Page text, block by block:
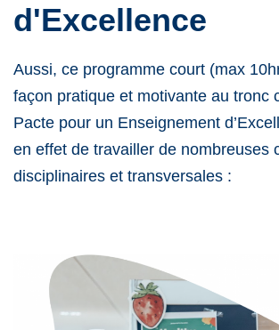
d'Excellence
Aussi, ce programme court (max
façon pratique et motivante au tronc
Pacte pour un Enseignement
en effet de travailler de nombreuses
disciplinaires et transversales :